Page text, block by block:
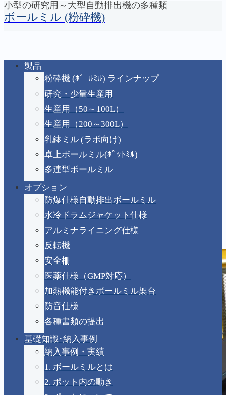
コンテンツへスキップ
小型の研究用～大型自動排出機の多種類
ボールミル (粉砕機)
製品
粉砕機 (ﾎﾞｰﾙﾐﾙ) ラインナップ
研究・少量生産用
生産用（50～100L）
生産用（200～300L）
乳鉢ミル (ラボ向け)
卓上ボールミル(ﾎﾟｯﾄﾐﾙ)
多連型ボールミル
オプション
防爆仕様自動排出ボールミル
水冷ドラムジャケット仕様
アルミナライニング仕様
反転機
安全柵
医薬仕様（GMP対応）
加熱機能付きボールミル架台
防音仕様
各種書類の提出
基礎知識･納入事例
納入事例・実績
1. ボールミルとは
2. ポット内の動き
ホーム
防音仕様
防音仕様
Facebook はてブ LINE コピー
2025.01.07.(火)
2026.06.09.(火)
防音仕様